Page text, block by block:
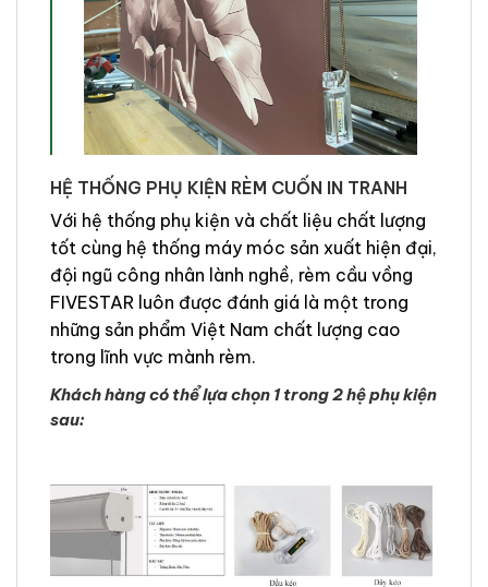
HỆ THỐNG PHỤ KIỆN RÈM CUỐN IN TRANH
Với hệ thống phụ kiện và chất liệu chất lượng
tốt cùng hệ thống máy móc sản xuất hiện đại,
đội ngũ công nhân lành nghề, rèm cầu vồng
FIVESTAR luôn được đánh giá là một trong
những sản phẩm Việt Nam chất lượng cao
trong lĩnh vực mành rèm.
Khách hàng có thể lựa chọn 1 trong 2 hệ phụ kiện
sau: